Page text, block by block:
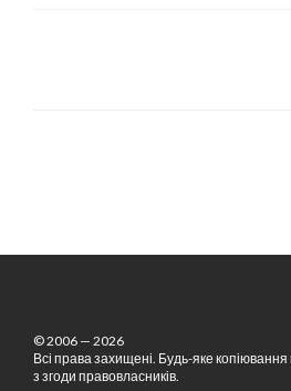
© 2006 — 2026
Всі права захищені. Будь-яке
з згоди правовласників.